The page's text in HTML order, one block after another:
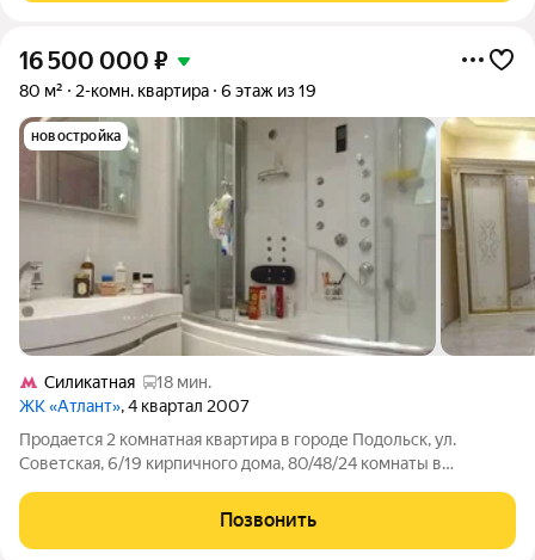
16 500 000 ₽
80 м² 2-комн. квартира 6 этаж из 19
новостройка
Силикатная
18 мин.
ЖК «Атлант», 4 квартал 2007
Продается 2 комнатная квартира в городе Подольск, ул.
Советская, 6/19 кирпичного дома, 80/48/24 комнаты в
"дизайнерский" ремонт, раздельный санузел, лоджия
застеклена. Хороший район с развитой
Позвонить